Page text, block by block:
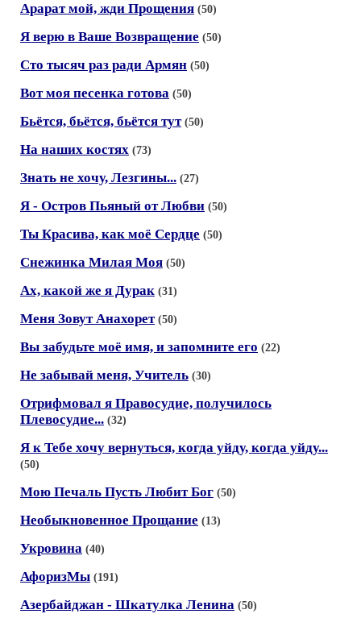
Арарат мой, жди Прощения (50)
Я верю в Ваше Возвращение (50)
Сто тысяч раз ради Армян (50)
Вот моя песенка готова (50)
Бьётся, бьётся, бьётся тут (50)
На наших костях (73)
Знать не хочу, Лезгины... (27)
Я - Остров Пьяный от Любви (50)
Ты Красива, как моё Сердце (50)
Снежинка Милая Моя (50)
Ах, какой же я Дурак (31)
Меня Зовут Анахорет (50)
Вы забудьте моё имя, и запомните его (22)
Не забывай меня, Учитель (30)
Отрифмовал я Правосудие, получилось
Плевосудие... (32)
Я к Тебе хочу вернуться, когда уйду, когда уйду...
(50)
Мою Печаль Пусть Любит Бог (50)
Необыкновенное Прощание (13)
Укровина (40)
АфоризМы (191)
Азербайджан - Шкатулка Ленина (50)